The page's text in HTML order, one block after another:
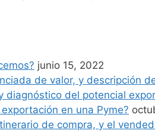
junio 15, 2022
de valor, y descripción
diagnóstico del potencial
en una Pyme?
de compra, y el